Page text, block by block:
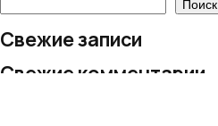
Поиск
Свежие записи
Свежие комментарии